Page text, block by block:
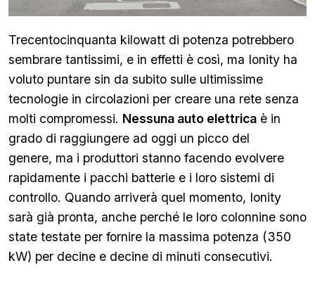
Trecentocinquanta kilowatt di potenza potrebbero
sembrare tantissimi, e in effetti è così, ma Ionity ha
voluto puntare sin da subito sulle ultimissime
tecnologie in circolazioni per creare una rete senza
molti compromessi. Nessuna auto elettrica è in
grado di raggiungere ad oggi un picco del
genere, ma i produttori stanno facendo evolvere
rapidamente i pacchi batterie e i loro sistemi di
controllo. Quando arriverà quel momento, Ionity
sarà già pronta, anche perché le loro colonnine sono
state testate per fornire la massima potenza (350
kW) per decine e decine di minuti consecutivi.